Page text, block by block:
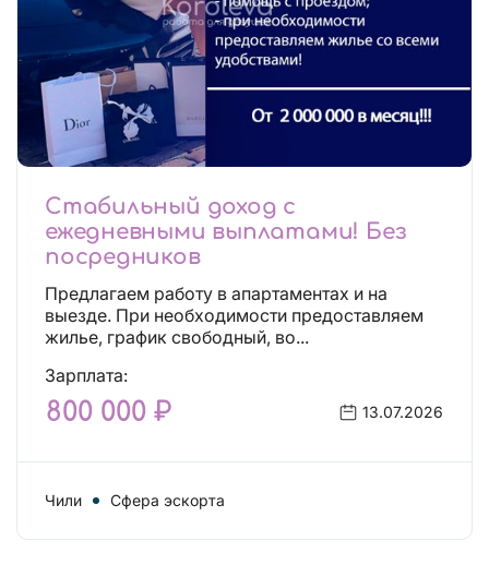
Стабильный доход с
ежедневными выплатами! Без
посредников
Предлагаем работу в апартаментах и на
выезде. При необходимости предоставляем
жилье, график свободный, во...
Зарплата:
800 000 ₽ 13.07.2026
Чили Сфера эскорта